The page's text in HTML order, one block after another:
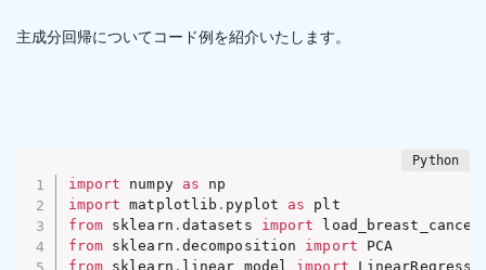
主成分回帰についてコード例を紹介いたします。
import numpy as
import matplotlib . pyplot as
from sklearn . datasets import
from sklearn . decomposition import
from sklearn . linear_model import